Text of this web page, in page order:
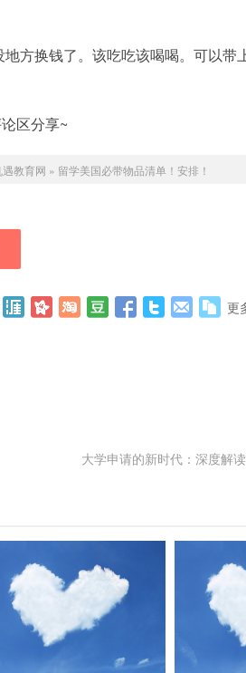
方换钱了。该吃吃该喝喝。可以带
区分享~
遇教育网 » 留学美国必带物品清单！安排！
更
大学申请的新时代：深度解